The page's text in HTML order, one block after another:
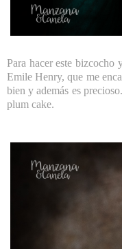
Para hacer este
Emile Henry, que me
bien y además es
plum cake.